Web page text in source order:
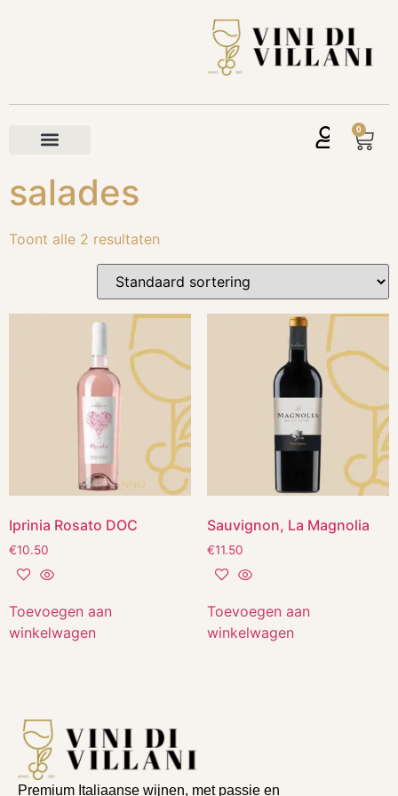
0
salades
Toont alle 2 resultaten
Iprinia Rosato DOC
€10.50
Toevoegen aan
winkelwagen
Sauvignon, La Magnolia
€11.50
Toevoegen aan
winkelwagen
Premium Italiaanse wijnen, met passie en